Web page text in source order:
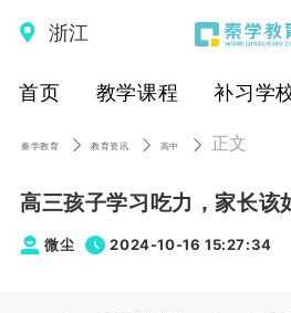
浙江
首页 教学课程 补习学
秦学教育 教育资讯 高中 正文
高三孩子学习吃力，家长该
微尘 2024-10-16 15:27:34